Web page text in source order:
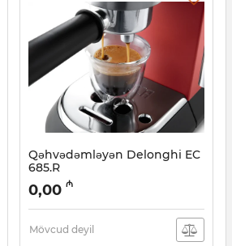
Qəhvədəmləyən Delonghi EC
685.R
Artikul: 005038485
0,00 ₼
Mövcud deyil